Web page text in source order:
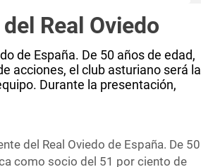
Real Oviedo
de España. De 50 años de edad,
acciones, el club asturiano será la
Durante la presentación,
del Real Oviedo de España. De 50
como socio del 51 por ciento de